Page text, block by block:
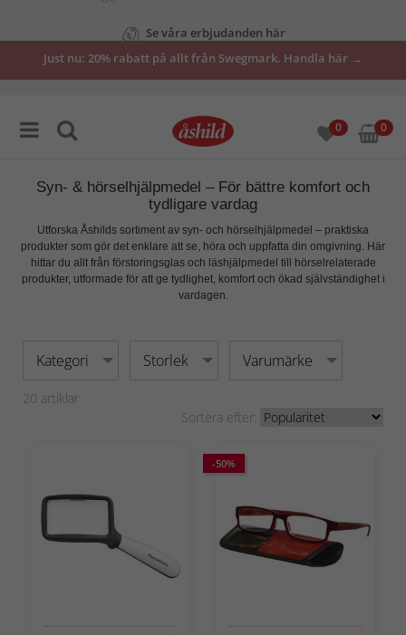
Just nu: 20% rabatt på allt från Swegmark. Handla här →
0 0
Syn- & hörselhjälpmedel – För bättre komfort och
tydligare vardag
Utforska Åshilds sortiment av syn- och hörselhjälpmedel – praktiska
produkter som gör det enklare att se, höra och uppfatta din omgivning. Här
hittar du allt från förstoringsglas och läshjälpmedel till hörselrelaterade
produkter, utformade för att ge tydlighet, komfort och ökad självständigheti
vardagen.
Kategori Storlek Varumärke
20 artiklar
Sortera efter:
-50%